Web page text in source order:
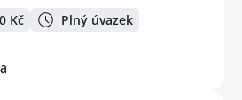
Kč Plný úvazek